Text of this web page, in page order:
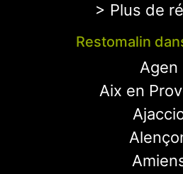
> Plus de
Restomalin
Agen
Aix en